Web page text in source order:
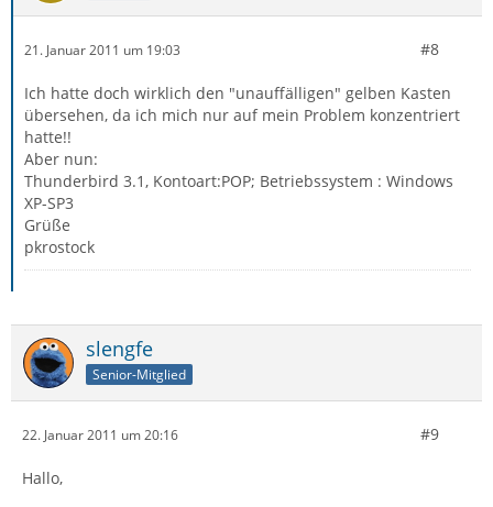
21. Januar 2011 um 19:03 #8
Ich hatte doch wirklich den "unauffälligen" gelben Kasten
übersehen, da ich mich nur auf mein Problem konzentriert
hatte!!
Aber nun:
Thunderbird 3.1, Kontoart:POP; Betriebssystem : Windows
XP-SP3
Grüße
pkrostock
slengfe
Senior-Mitglied
22. Januar 2011 um 20:16 #9
Hallo,